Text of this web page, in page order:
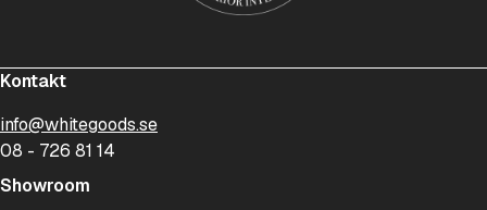
Kontakt
info@whitegoods.se
08 - 726 81 14
Showroom